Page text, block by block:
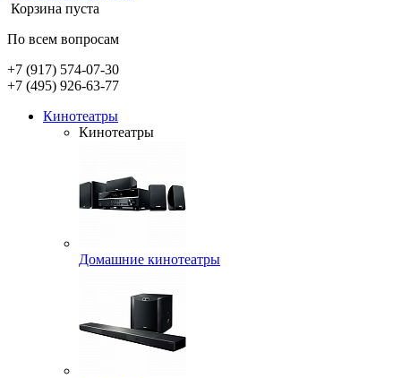
Корзина пуста
По всем вопросам
+7 (917) 574-07-30
+7 (495) 926-63-77
Кинотеатры
Кинотеатры
Домашние кинотеатры